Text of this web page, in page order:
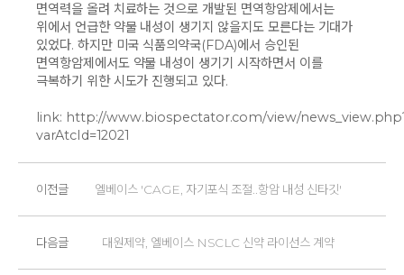
passpuri@l-base.com
면역력을 올려 치료하는 것으로 개발된 면역항암제에서는
위에서 언급한 약물 내성이 생기지 않을지도 모른다는 기대가
있었다. 하지만 미국 식품의약국(FDA)에서 승인된
면역항암제에서도 약물 내성이 생기기 시작하면서 이를
극복하기 위한 시도가 진행되고 있다.
link: http://www.biospectator.com/view/
varAtcId=12021
이전글 엘베이스 'CAGE, 자기포식 조절..항암 내성 신타깃'
다음글 대원제약, 엘베이스 NSCLC 신약 라이선스 계약